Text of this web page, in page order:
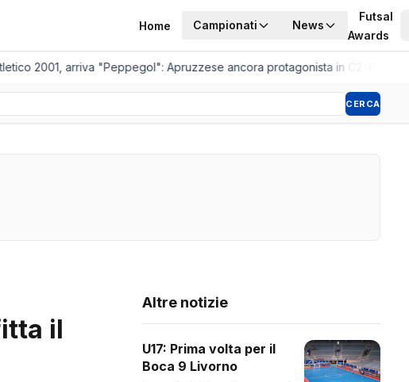
Home Campionati News
Futsal
Awards
2001, arriva "Peppegol": Apruzzese ancora protagonista in C2
CERCA
il
Altre notizie
U17: Prima volta per il
Boca 9 Livorno